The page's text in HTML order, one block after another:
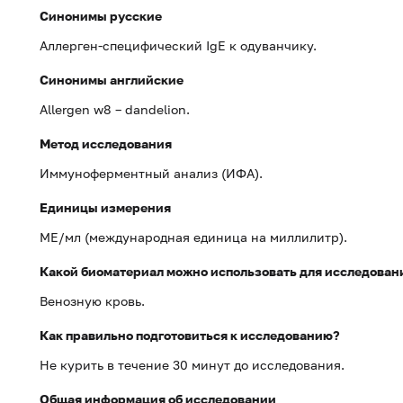
Синонимы русские
Аллерген-специфический IgE к одуванчику.
Синонимы английские
Allergen w8 – dandelion.
Метод исследования
Иммуноферментный анализ (ИФА).
Единицы измерения
МЕ/мл (международная единица на миллилитр).
Какой биоматериал можно использовать для
Венозную кровь.
Как правильно подготовиться к исследованию?
Не курить в течение 30 минут до исследования.
Общая информация об исследовании